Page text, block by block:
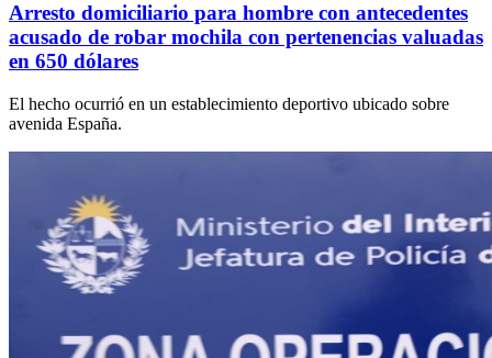
Arresto domiciliario para hombre con antecedentes
acusado de robar mochila con pertenencias valuadas
en 650 dólares
El hecho ocurrió en un establecimiento deportivo ubicado sobre
avenida España.